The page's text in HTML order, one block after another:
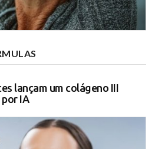
lançam um colágeno III
IA